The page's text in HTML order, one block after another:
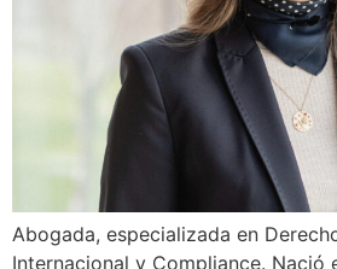
Abogada, especializada en
Internacional y Compliance. Nació